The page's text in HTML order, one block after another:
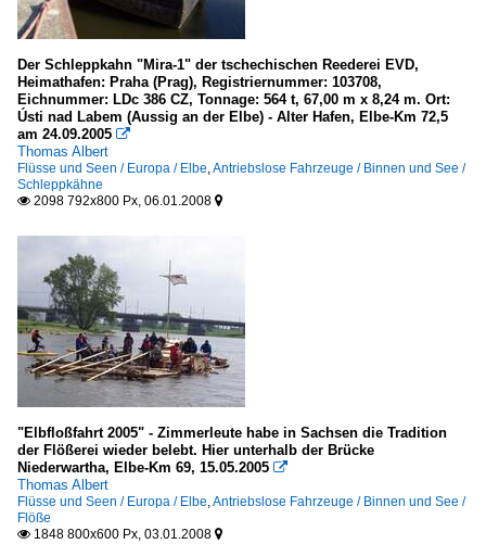
Der Schleppkahn "Mira-1" der tschechischen Reederei EVD,
Heimathafen: Praha (Prag), Registriernummer: 103708,
Eichnummer: LDc 386 CZ, Tonnage: 564 t, 67,00 m x 8,24 m. Ort:
Ústi nad Labem (Aussig an der Elbe) - Alter Hafen, Elbe-Km 72,5
am 24.09.2005 
Thomas Albert
Flüsse und Seen / Europa / Elbe,Antriebslose Fahrzeuge / Binnen und See /
Schleppkähne
 2098 792x800 Px, 06.01.2008 
"Elbfloßfahrt 2005" - Zimmerleute habe in Sachsen die Tradition
der Flößerei wieder belebt. Hier unterhalb der Brücke
Niederwartha, Elbe-Km 69, 15.05.2005 
Thomas Albert
Flüsse und Seen / Europa / Elbe,Antriebslose Fahrzeuge / Binnen und See /
Flöße
 1848 800x600 Px, 03.01.2008 